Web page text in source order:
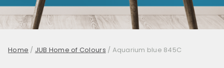
Home / JUB Home of Colours / Aquarium blue 845C